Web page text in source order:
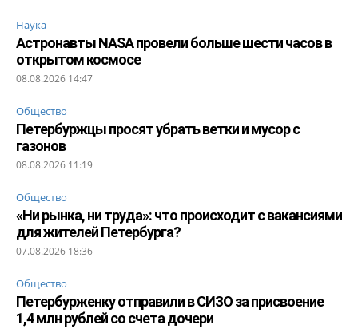
Наука
Астронавты NASA провели больше шести часов в
открытом космосе
08.08.2026 14:47
Общество
Петербуржцы просят убрать ветки и мусор с
газонов
08.08.2026 11:19
Общество
«Ни рынка, ни труда»: что происходит с вакансиями
для жителей Петербурга?
07.08.2026 18:36
Общество
Петербурженку отправили в СИЗО за присвоение
1,4 млн рублей со счета дочери